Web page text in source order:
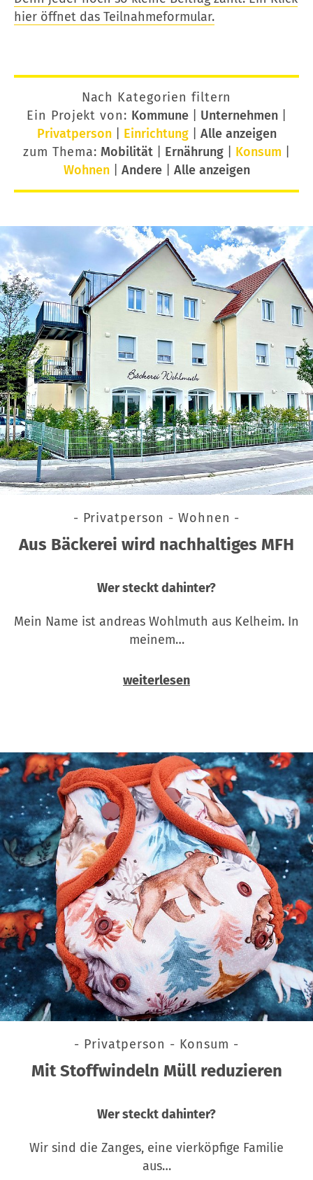
hier öffnet das Teilnahmeformular.
Nach Kategorien filtern
Ein Projekt von: Kommune| Unternehmen|
Privatperson| Einrichtung| Alle anzeigen
zum Thema: Mobilität Ernährung Konsum
Wohnen| Andere| Alle anzeigen
- Privatperson - Wohnen -
Aus Bäckerei wird nachhaltiges MFH
Wer steckt dahinter?
Mein Name ist andreas Wohlmuth aus Kelheim. In
meinem…
weiterlesen
- Privatperson - Konsum -
Mit Stoffwindeln Müll reduzieren
Wer steckt dahinter?
Wir sind die Zanges, eine vierköpfige Familie
aus…